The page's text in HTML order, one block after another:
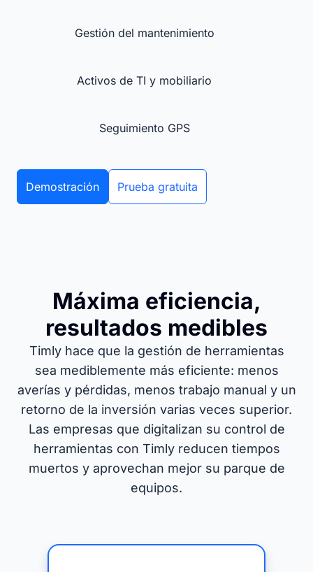
Gestión del mantenimiento
Activos de TI y mobiliario
Seguimiento GPS
Demostración Prueba gratuita
Máxima eficiencia,
resultados medibles
Timly hace que la gestión de herramientas
sea mediblemente más eficiente: menos
averías y pérdidas, menos trabajo manual y un
retorno de la inversión varias veces superior.
Las empresas que digitalizan su control de
herramientas con Timly reducen tiempos
muertos y aprovechan mejor su parque de
equipos.